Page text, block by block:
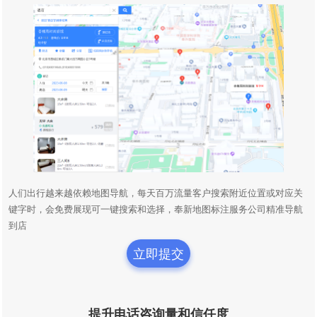
人们出行越来越依赖地图导航，每天百万流量客户搜索附近位置或对应关
键字时，会免费展现可一键搜索和选择，奉新地图标注服务公司精准导航
到店
立即提交